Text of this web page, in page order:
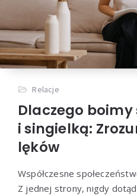
Relacje
Dlaczego
i singielką:
lęków
Współczesne
Z jednej strony, nigdy